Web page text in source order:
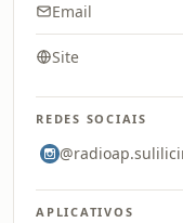
Email
Site
REDES SOCIAIS
APLICATIVOS